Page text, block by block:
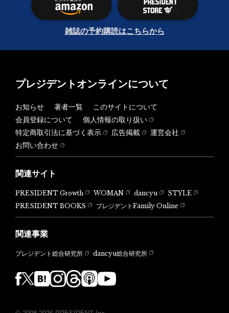
雑誌の予約購読はこちらから
プレジデントオンラインについて
お知らせ 著者一覧
このサイトについて
会員登録について
個人情報の取り扱い
特定商取引法に基づく表示
広告掲載
運営会社
お問い合わせ
関連サイト
PRESIDENT Growth WOMAN dancyu
STYLE
PRESIDENT BOOKS
プレジデントFamily Online
関連事業
プレジデント総合研究所 dancyu総合研究所